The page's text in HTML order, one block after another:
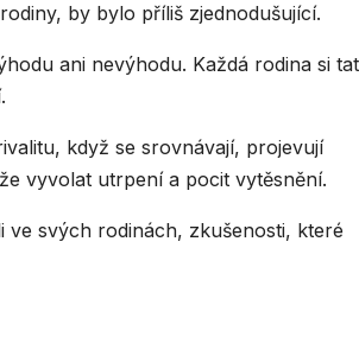
by bylo příliš zjednodušující.
ani nevýhodu. Každá rodina si
když se srovnávají, projevují
vyvolat utrpení a pocit vytěsnění.
ve svých rodinách, zkušenosti, které